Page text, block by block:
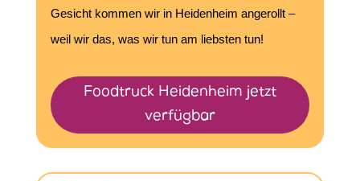
Gesicht kommen wir in Heidenheim angerollt –
weil wir das, was wir tun am liebsten tun!
Foodtruck Heidenheim jetzt
verfügbar